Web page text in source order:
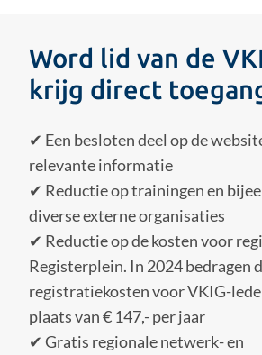
Word lid van de
krijg direct
✔ Een besloten deel op de
relevante informatie
✔ Reductie op trainingen en
diverse externe organisaties
✔ Reductie op de kosten voor
Registerplein. In 2024 bedragen
registratiekosten voor VKIG-
plaats van € 147,- per jaar
✔ Gratis regionale netwerk- en